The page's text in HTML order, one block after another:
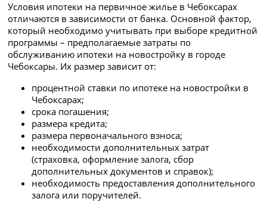
Условия ипотеки на первичное жилье в Чебоксарах
отличаются в зависимости от банка. Основной фактор,
который необходимо учитывать при выборе кредитной
программы – предполагаемые затраты по
обслуживанию ипотеки на новостройку в городе
Чебоксары. Их размер зависит от:
процентной ставки по ипотеке на новостройки в
Чебоксарах;
срока погашения;
размера кредита;
размера первоначального взноса;
необходимости дополнительных затрат
(страховка, оформление залога, сбор
дополнительных документов и справок);
необходимость предоставления дополнительного
залога или поручителей.